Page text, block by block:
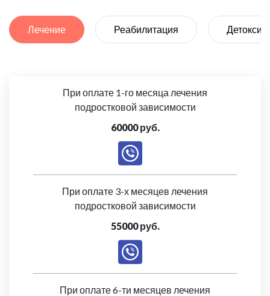
Лечение Реабилитация
При оплате 1-го месяца лечения
подростковой зависимости
60000 руб.
При оплате 3-х месяцев лечения
подростковой зависимости
55000 руб.
При оплате 6-ти месяцев лечения